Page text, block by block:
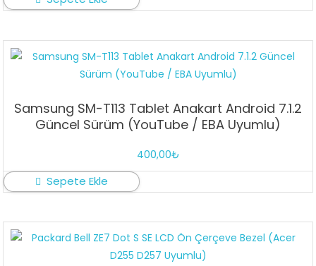
Samsung SM-T113 Tablet Anakart Android 7.1.2
Güncel Sürüm (YouTube / EBA Uyumlu)
400,00₺
Sepete Ekle